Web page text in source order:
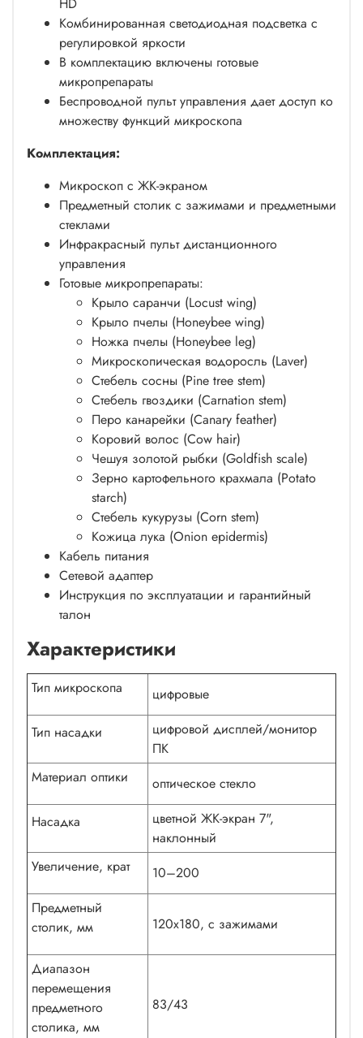
HD
Комбинированная светодиодная подсветка с
регулировкой яркости
В комплектацию включены готовые
микропрепараты
Беспроводной пульт управления дает доступ ко
множеству функций микроскопа
Комплектация:
Микроскоп с ЖК-экраном
Предметный столик с зажимами и предметными
стеклами
Инфракрасный пульт дистанционного
управления
Готовые микропрепараты:
Крыло саранчи (Locust wing)
Крыло пчелы (Honeybee wing)
Ножка пчелы (Honeybee leg)
Микроскопическая водоросль (Laver)
Стебель сосны (Pine tree stem)
Стебель гвоздики (Carnation stem)
Перо канарейки (Canary feather)
Коровий волос (Cow hair)
Чешуя золотой рыбки (Goldfish scale)
Зерно картофельного крахмала (Potato
starch)
Стебель кукурузы (Corn stem)
Кожица лука (Onion epidermis)
Кабель питания
Сетевой адаптер
Инструкция по эксплуатации и гарантийный
талон
Характеристики
Тип микроскопа цифровые
Тип насадки
цифровой дисплей/монитор
ПК
Материал оптики
оптическое стекло
Насадка
цветной ЖК-экран 7",
наклонный
Увеличение, крат
10–200
Предметный
столик, мм
120х180, с зажимами
Диапазон
перемещения
предметного
столика, мм
83/43